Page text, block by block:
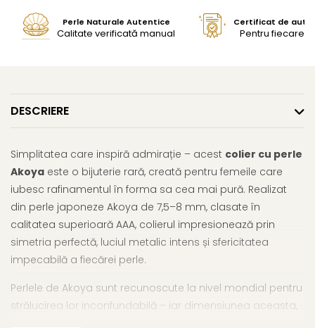
Perle Naturale Autentice
Calitate verificată manual
Certificat de
Pentru fiecare
DESCRIERE
Simplitatea care inspiră admirație – acest colier cu perle
Akoya este o bijuterie rară, creată pentru femeile care
iubesc rafinamentul în forma sa cea mai pură. Realizat
din perle japoneze Akoya de 7,5–8 mm, clasate în
calitatea superioară AAA, colierul impresionează prin
simetria perfectă, luciul metalic intens și sfericitatea
impecabilă a fiecărei perle.
Perlele de Akoya sunt recunoscute la nivel mondial pentru
strălucirea lor inconfundabilă – iar dimensiunea aceasta,